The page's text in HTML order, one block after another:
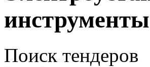
инструменты
Поиск тендеров